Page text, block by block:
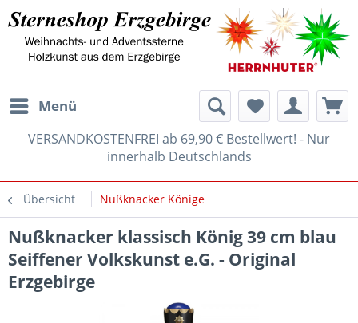
Menü
VERSANDKOSTENFREI ab 69,90 € Bestellwert! - Nur
innerhalb Deutschlands
Übersicht Nußknacker Könige
Nußknacker klassisch König 39 cm blau
Seiffener Volkskunst e.G. - Original
Erzgebirge